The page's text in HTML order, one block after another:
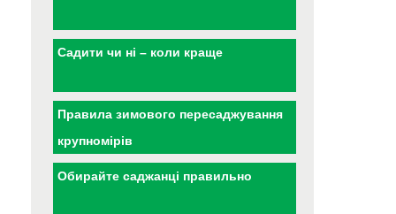
Садити чи ні – коли краще
Правила зимового пересаджування
крупномірів
Обирайте саджанці правильно